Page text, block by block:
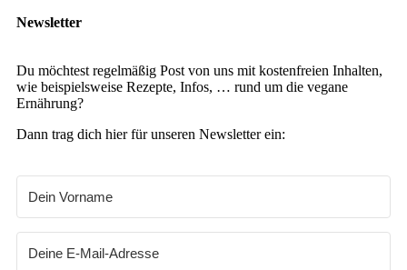
Newsletter
Du möchtest regelmäßig Post von uns mit kostenfreien Inhalten,
wie beispielsweise Rezepte, Infos, … rund um die vegane
Ernährung?
Dann trag dich hier für unseren Newsletter ein: